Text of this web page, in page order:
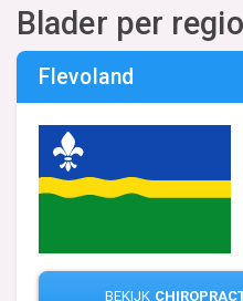
Blader per regio
Flevoland
BEKIJK